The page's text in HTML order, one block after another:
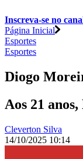
Inscreva-se no
Página Inicial
Esportes
Esportes
Diogo
Aos 21
Cleverton Silva
14/10/2025 10:14